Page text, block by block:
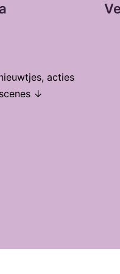
acties
↓